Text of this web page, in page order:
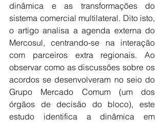
dinâmica e as transformações do
sistema comercial multilateral. Dito isto,
o artigo analisa a agenda externa do
Mercosul, centrando-se na interação
com parceiros extra regionais. Ao
observar como as discussões sobre os
acordos se desenvolveram no seio do
Grupo Mercado Comum (um dos
órgãos de decisão do bloco), este
estudo identifica a dinâmica em